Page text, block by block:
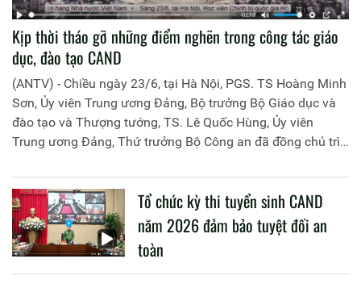
Kịp thời tháo gỡ những điểm nghẽn trong công tác giáo
dục, đào tạo CAND
(ANTV) - Chiều ngày 23/6, tại Hà Nội, PGS. TS Hoàng Minh
Sơn, Ủy viên Trung ương Đảng, Bộ trưởng Bộ Giáo dục và
đào tạo và Thượng tướng, TS. Lê Quốc Hùng, Ủy viên
Trung ương Đảng, Thứ trưởng Bộ Công an đã đồng chủ trì
liên quan đến công tác giáo dục và đào tạo của lực lượng
CAND.
Tổ chức kỳ thi tuyển sinh CAND
năm 2026 đảm bảo tuyệt đối an
toàn